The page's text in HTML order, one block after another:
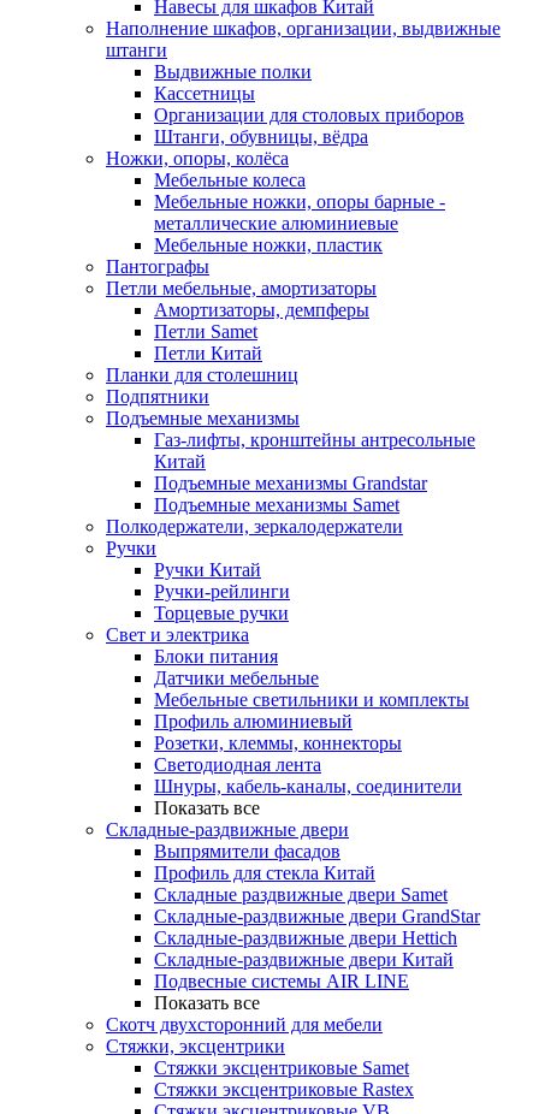
Навесы для шкафов Китай
Наполнение шкафов, организации, выдвижные
штанги
Выдвижные полки
Кассетницы
Организации для столовых приборов
Штанги, обувницы, вёдра
Ножки, опоры, колёса
Мебельные колеса
Мебельные ножки, опоры барные -
металлические алюминиевые
Мебельные ножки, пластик
Пантографы
Петли мебельные, амортизаторы
Амортизаторы, демпферы
Петли Samet
Петли Китай
Планки для столешниц
Подпятники
Подъемные механизмы
Газ-лифты, кронштейны антресольные
Китай
Подъемные механизмы Grandstar
Подъемные механизмы Samet
Полкодержатели, зеркалодержатели
Ручки
Ручки Китай
Ручки-рейлинги
Торцевые ручки
Свет и электрика
Блоки питания
Датчики мебельные
Мебельные светильники и комплекты
Профиль алюминиевый
Розетки, клеммы, коннекторы
Светодиодная лента
Шнуры, кабель-каналы, соединители
Показать все
Складные-раздвижные двери
Выпрямители фасадов
Профиль для стекла Китай
Складные раздвижные двери Samet
Складные-раздвижные двери GrandStar
Складные-раздвижные двери Hettich
Складные-раздвижные двери Китай
Подвесные системы AIR LINE
Показать все
Скотч двухсторонний для мебели
Стяжки, эксцентрики
Cтяжки эксцентриковые Samet
Стяжки эксцентриковые Rastex